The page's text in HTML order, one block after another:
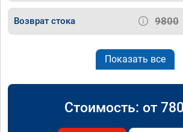
Возврат стока 9800
Показать все
Стоимость: от